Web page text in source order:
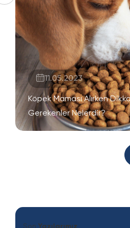
11.05.2023
Köpek Maması Alırken
Gerekenler Nelerdir?
Son Yazılarımız